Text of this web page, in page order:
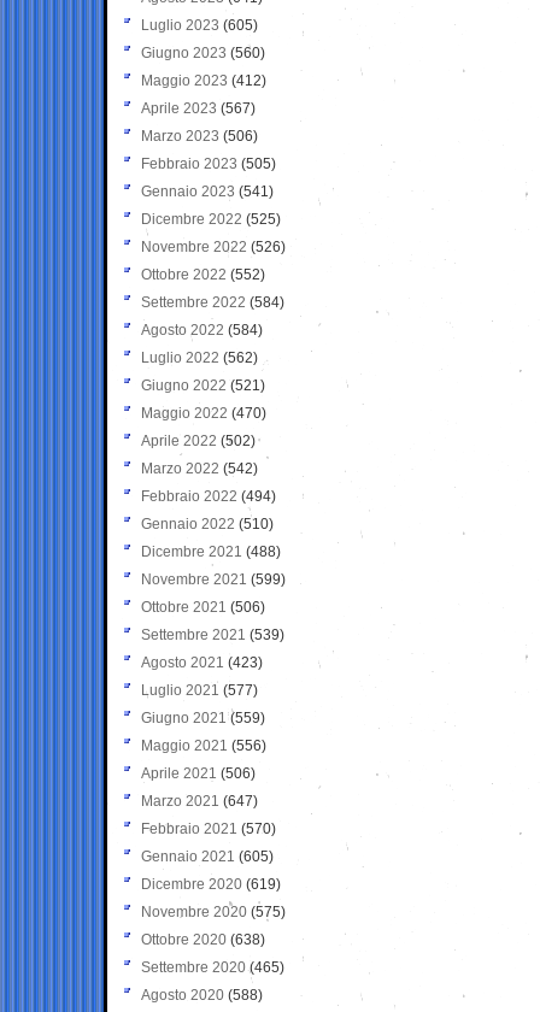
Luglio 2023 (605)
Giugno 2023 (560)
Maggio 2023 (412)
Aprile 2023 (567)
Marzo 2023 (506)
Febbraio 2023 (505)
Gennaio 2023 (541)
Dicembre 2022 (525)
Novembre 2022 (526)
Ottobre 2022 (552)
Settembre 2022 (584)
Agosto 2022 (584)
Luglio 2022 (562)
Giugno 2022 (521)
Maggio 2022 (470)
Aprile 2022 (502)
Marzo 2022 (542)
Febbraio 2022 (494)
Gennaio 2022 (510)
Dicembre 2021 (488)
Novembre 2021 (599)
Ottobre 2021 (506)
Settembre 2021 (539)
Agosto 2021 (423)
Luglio 2021 (577)
Giugno 2021(559)
Maggio 2021 (556)
Aprile 2021 (506)
Marzo 2021 (647)
Febbraio 2021 (570)
Gennaio 2021 (605)
Dicembre 2020 (619)
Novembre 2020 (575)
Ottobre 2020 (638)
Settembre 2020(465)
Agosto 2020 (588)